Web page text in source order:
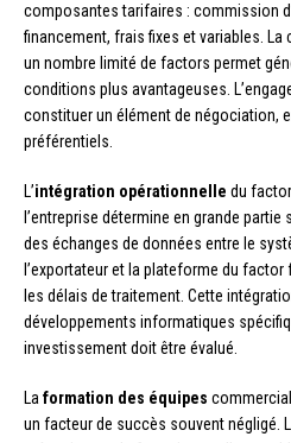
composantes tarifaires : commission
financement, frais fixes et variables.
un nombre limité de factors permet
conditions plus avantageuses.
constituer un élément de négociation,
préférentiels.
L’intégration opérationnelle du
l’entreprise détermine en grande
des échanges de données entre le
l’exportateur et la plateforme du
les délais de traitement. Cette
développements informatiques
investissement doit être évalué.
La formation des équipes
un facteur de succès souvent négligé.